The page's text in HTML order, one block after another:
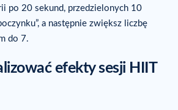
po 20 sekund, przedzielonych 10
a następnie zwiększ liczbę
do 7.
efekty sesji HIIT